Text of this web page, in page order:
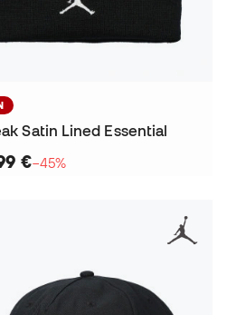
Satin Lined Essential
€−45%